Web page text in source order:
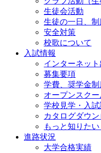
生徒会活動
生徒の一日、制
安全対策
校歌について
入試情報
インターネッ
募集要項
学費、奨学金制
オープンスクー
学校見学・入試
カタログダウン
もっと知りた
進路状況
大学合格実績